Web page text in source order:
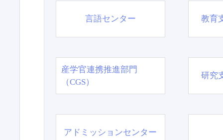
言語センター 教育
産学官連携推進部門
（CGS）
研究
アドミッションセンター